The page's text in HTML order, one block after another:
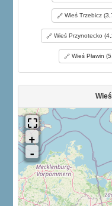
Wieś Trzebicz
Wieś Przynotecko
Wieś Pławin